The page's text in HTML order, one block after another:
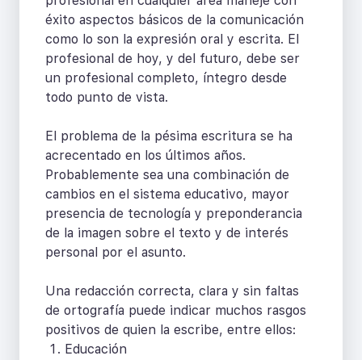
éxito aspectos básicos de la comunicación
como lo son la expresión oral y escrita. El
profesional de hoy, y del futuro, debe ser
un profesional completo, íntegro desde
todo punto de vista.
El problema de la pésima escritura se ha
acrecentado en los últimos años.
Probablemente sea una combinación de
cambios en el sistema educativo, mayor
presencia de tecnología y preponderancia
de la imagen sobre el texto y de interés
personal por el asunto.
Una redacción correcta, clara y sin faltas
de ortografía puede indicar muchos rasgos
positivos de quien la escribe, entre ellos:
Educación